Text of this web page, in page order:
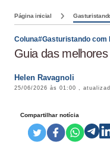
Página inicial
Coluna#Gasturistando com
Guia das
Helen Ravagnoli
25/06/2026 às 01:00 ,
Compartilhar notícia